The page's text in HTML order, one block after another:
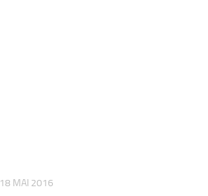
18 MAI 2016